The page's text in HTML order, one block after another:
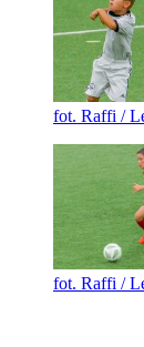
fot. Raffi /
fot. Raffi /